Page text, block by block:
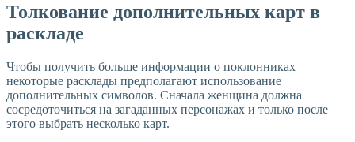
Толкование дополнительных карт в
раскладе
Чтобы получить больше информации о поклонниках
некоторые расклады предполагают использование
дополнительных символов. Сначала женщина должна
сосредоточиться на загаданных персонажах и только после
этого выбрать несколько карт.